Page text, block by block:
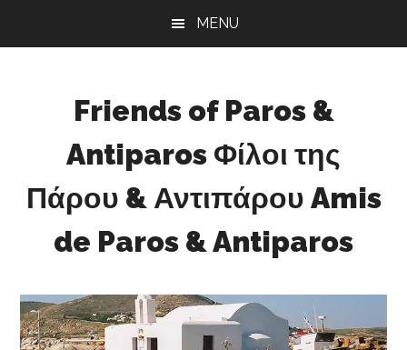
MENU
Friends of Paros &
Antiparos Φίλοι της
Πάρου & Αντιπάρου Amis
de Paros & Antiparos
development
for
Paros